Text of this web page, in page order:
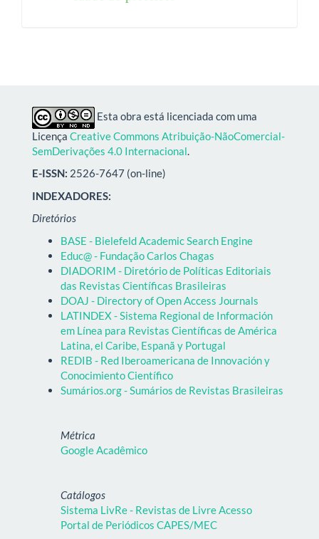
Esta obra está licenciada com uma
Licença Creative Commons Atribuição-NãoComercial-
SemDerivações 4.0 Internacional.
E-ISSN: 2526-7647 (on-line)
INDEXADORES:
Diretórios
BASE - Bielefeld Academic Search Engine
Educ@ - Fundação Carlos Chagas
DIADORIM - Diretório de Políticas Editoriais
das Revistas Científicas Brasileiras
DOAJ - Directory of Open Access Journals
LATINDEX - Sistema Regional de Información
em Línea para Revistas Científicas de América
Latina, el Caribe, Espanã y Portugal
REDIB - Red Iberoamericana de Innovación y
Conocimiento Científico
Sumários.org - Sumários de Revistas Brasileiras
Métrica
Google Acadêmico
Catálogos
Sistema LivRe - Revistas de Livre Acesso
Portal de Periódicos CAPES/MEC